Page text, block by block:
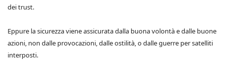
dei trust.
Eppure la sicurezza viene assicurata dalla buona volontà e dalle buone
azioni, non dalle provocazioni, dalle ostilità, o dalle guerre per satelliti
interposti.